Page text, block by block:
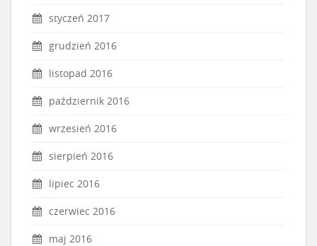
styczeń 2017
grudzień 2016
listopad 2016
październik 2016
wrzesień 2016
sierpień 2016
lipiec 2016
czerwiec 2016
maj 2016